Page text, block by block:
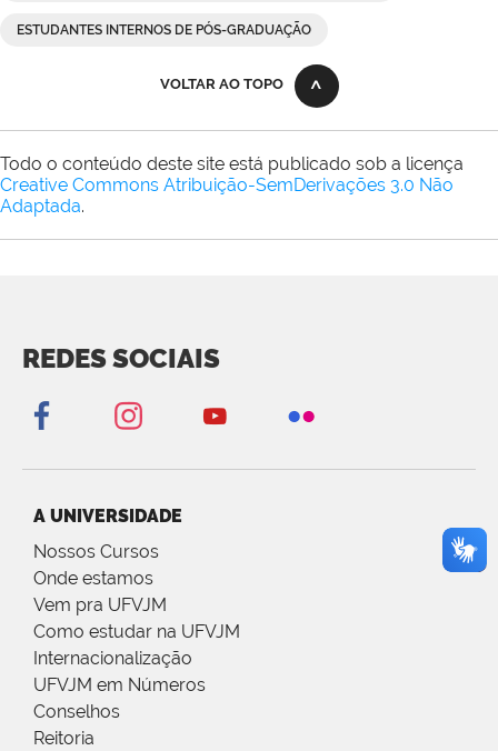
ESTUDANTES INTERNOS DE PÓS-GRADUAÇÃO
VOLTAR AO TOPO
Todo o conteúdo deste site está publicado sob a licença
Creative Commons Atribuição-SemDerivações 3.0 Não
Adaptada.
REDES SOCIAIS
A UNIVERSIDADE
Nossos Cursos
Onde estamos
Vem pra UFVJM
Como estudar na UFVJM
Internacionalização
UFVJM em Números
Conselhos
Reitoria